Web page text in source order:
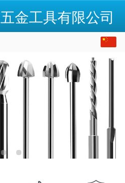
金工具有限公司
English